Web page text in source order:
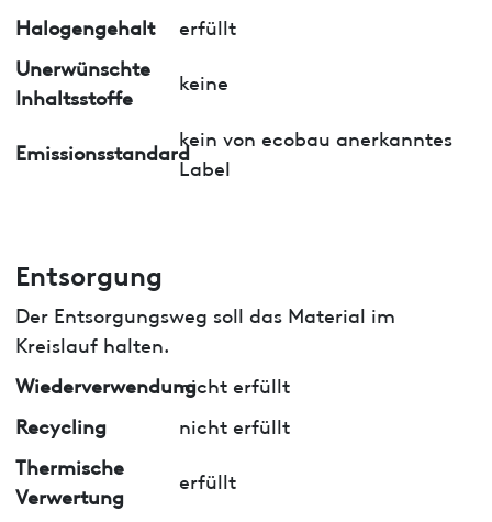
Halogengehalt
erfüllt
Unerwünschte
Inhaltsstoffe
keine
Emissionsstandard
kein von ecobau anerkanntes
Label
Entsorgung
Der Entsorgungsweg soll das Material im
Kreislauf halten.
Wiederverwendungnicht erfüllt
Recycling
nicht erfüllt
Thermische
Verwertung
erfüllt